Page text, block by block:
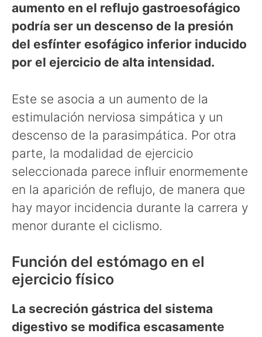
aumento en el reflujo gastroesofágico
podría ser un descenso de la presión
del esfínter esofágico inferior inducido
por el ejercicio de alta intensidad.
Este se asocia a un aumento de la
estimulación nerviosa simpática y un
descenso de la parasimpática. Por otra
parte, la modalidad de ejercicio
seleccionada parece influir enormemente
en la aparición de reflujo, de manera que
hay mayor incidencia durante la carrera y
menor durante el ciclismo.
Función del estómago en el
ejercicio físico
La secreción gástrica del sistema
digestivo se modifica escasamente